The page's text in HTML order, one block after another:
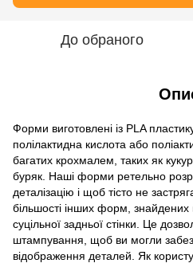
До обраного
Форми виготовлені із PLA
полілактидна кислота або
багатих крохмалем, таких як
буряк. Наші форми ретельно
деталізацію і щоб тісто не
більшості інших форм, знайдених
суцільної задньої стінки. Це
штампування, щоб ви могли
відображення деталей. Як